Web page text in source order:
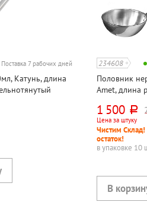
Поставка 7 рабочих дней
Катунь, длина
234608
Половник
Amet, длина
1 500 руб.
Цена за штуку
Чистим Склад!
остаток!
в упаковке 10